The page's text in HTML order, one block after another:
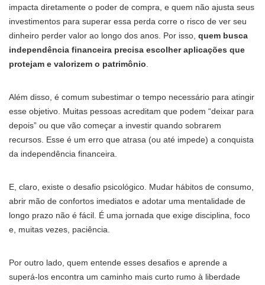
impacta diretamente o poder de compra, e quem não ajusta seus
investimentos para superar essa perda corre o risco de ver seu
dinheiro perder valor ao longo dos anos. Por isso, quem busca
independência financeira precisa escolher aplicações que
protejam e valorizem o patrimônio
Além disso, é comum subestimar o tempo necessário para atingir
esse objetivo. Muitas pessoas acreditam que podem “deixar para
depois” ou que vão começar a investir quando sobrarem
recursos. Esse é um erro que atrasa (ou até impede) a conquista
da independência financeira.
E, claro, existe o desafio psicológico. Mudar hábitos de consumo,
abrir mão de confortos imediatos e adotar uma mentalidade de
longo prazo não é fácil. É uma jornada que exige disciplina, foco
e, muitas vezes, paciência.
Por outro lado, quem entende esses desafios e aprende a
superá-los encontra um caminho mais curto rumo à liberdade